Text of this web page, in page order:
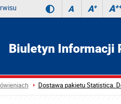
A A+ A
Biuletyn Informacji
Dostawa pakietu Statistica.